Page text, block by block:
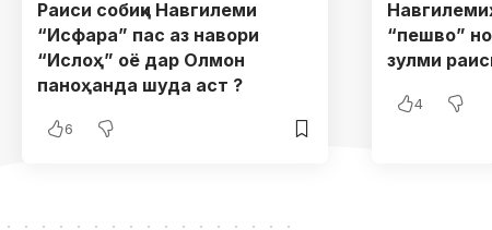
Раиси собиқи Навгилеми
“Исфара” пас аз навори
“Ислоҳ” оё дар Олмон
паноҳанда шуда аст ?
6
“пешво”
зулми
4